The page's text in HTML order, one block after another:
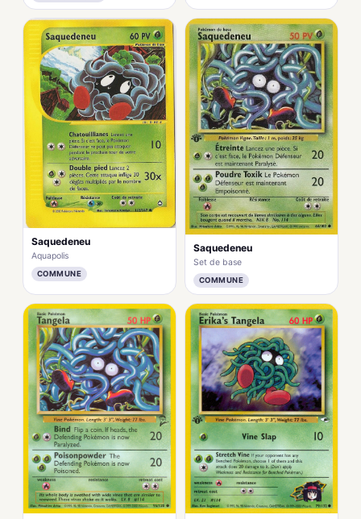
Saquedeneu
Aquapolis
COMMUNE
Saquedeneu
Set de base
COMMUNE